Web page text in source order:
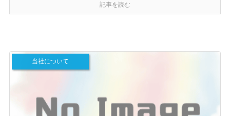
記事を読む
当社について